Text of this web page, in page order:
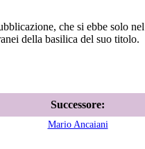
che si ebbe solo nel
della basilica del suo titolo.
Successore:
Mario Ancaiani